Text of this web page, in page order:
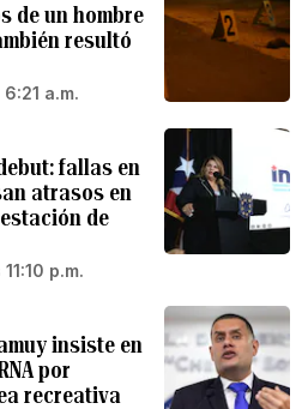
de un hombre
resultó
a.m.
fallas en
atrasos en
de
p.m.
insiste en
por
recreativa